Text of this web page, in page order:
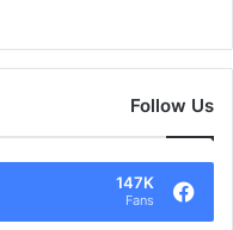
Follow Us
147K
Fans